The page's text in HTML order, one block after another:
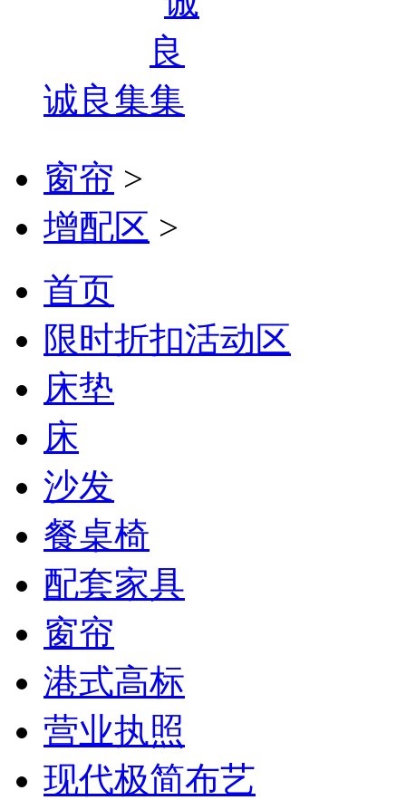
诚良集
窗帘 >
增配区 >
首页
限时折扣活动区
床垫
床
沙发
餐桌椅
配套家具
窗帘
港式高标
营业执照
现代极简布艺